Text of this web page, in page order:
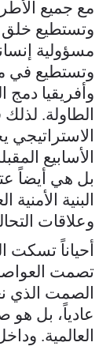
مع جميع
وتستطيع خلق
مسؤولية
وتستطيع في
وأفريقيا دمج
الطاولة.
الاستراتيجي
الأسابيع
بل هي أيضاً
البنية
وعلاقات
أحياناً تسكت
تصمت
الصمت الذي
عادياً، بل
العالمية.